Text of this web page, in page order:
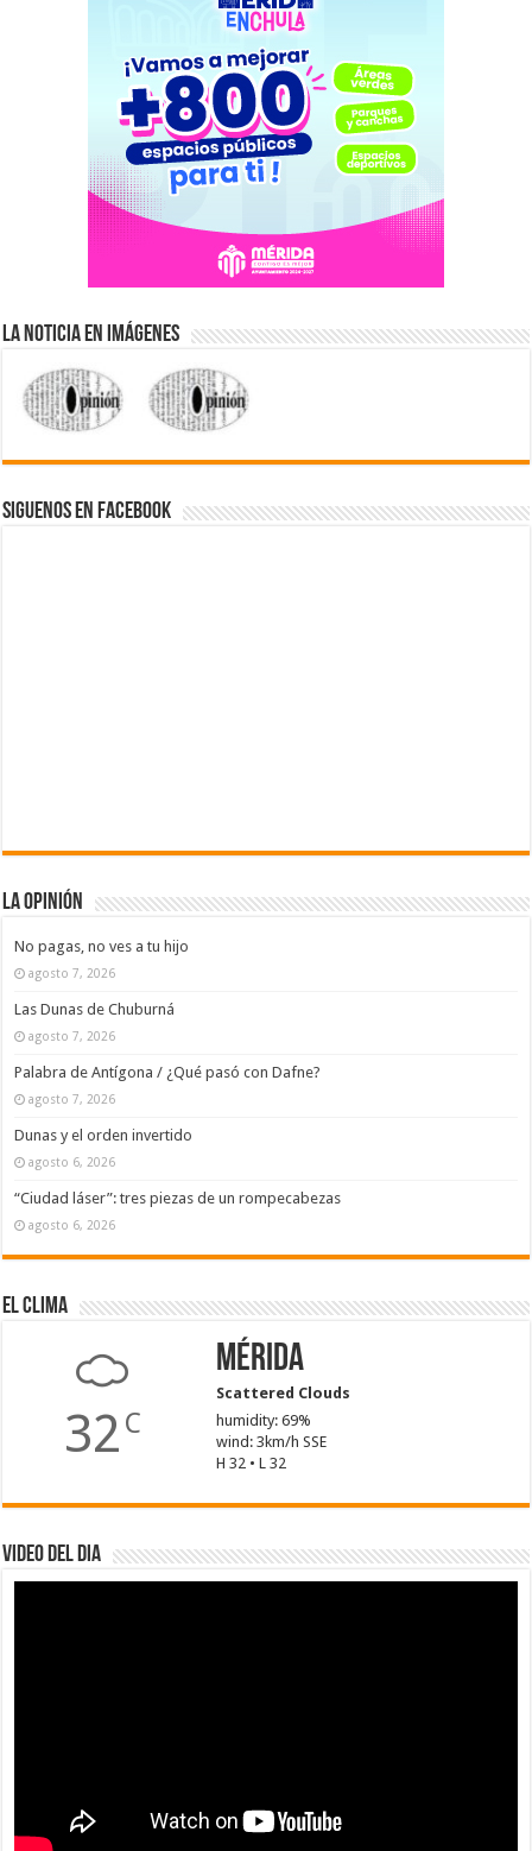
La Noticia en Imágenes
Siguenos en Facebook
La Opinión
No pagas, no ves a tu hijo
agosto 7, 2026
Las Dunas de Chuburná
agosto 7, 2026
Palabra de Antígona / ¿Qué pasó con Dafne?
agosto 7, 2026
Dunas y el orden invertido
agosto 6, 2026
“Ciudad láser”: tres piezas de un rompecabezas
agosto 6, 2026
El Clima
32 C
Mérida
Scattered Clouds
humidity: 69%
wind: 3km/h SSE
H 32 • L 32
Video del dia